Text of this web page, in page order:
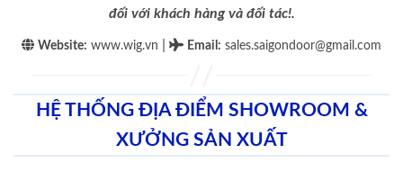
đối với khách hàng và đối tác!.
Website: www.wig.vn Email : sales.saigondoor@gmail.com
HỆ THỐNG ĐỊA ĐIỂM SHOWROOM &
XƯỞNG SẢN XUẤT